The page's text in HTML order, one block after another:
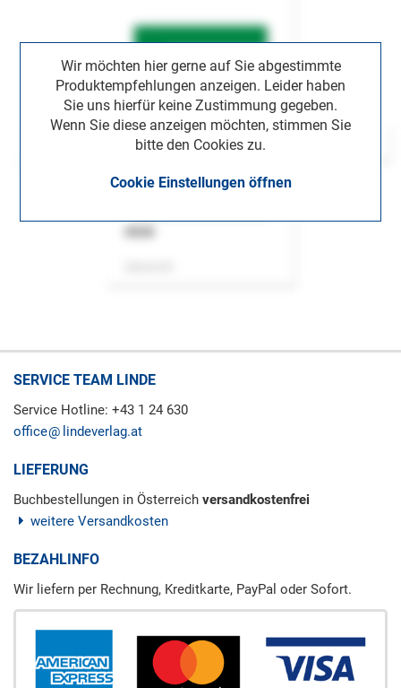
Wir möchten hier gerne auf Sie abgestimmte
Produktempfehlungen anzeigen. Leider haben
Sie uns hierfür keine Zustimmung gegeben.
Wenn Sie diese anzeigen möchten, stimmen Sie
bitte den Cookies zu.
Cookie Einstellungen öffnen
SERVICE TEAM LINDE
Service Hotline: +43 1 24 630
office
lindeverlag.at
LIEFERUNG
Buchbestellungen in Österreich versandkostenfrei
weitere Versandkosten
BEZAHLINFO
Wir liefern per Rechnung, Kreditkarte, PayPal oder Sofort.